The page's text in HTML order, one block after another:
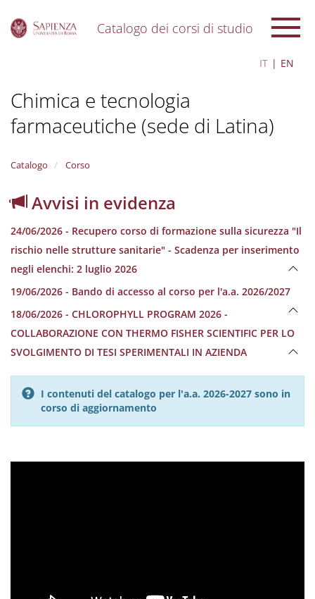
Catalogo dei corsi di studio
IT EN
Chimica e tecnologia
farmaceutiche (sede di Latina)
Catalogo Corso
Avvisi in evidenza
24/06/2026 - Recupero corso di formazione sulla sicurezza "Il
rischio nelle strutture sanitarie" - Scadenza per inserimento
negli elenchi: 2 luglio 2026
19/06/2026 - Bando di accesso al corso per l'a.a. 2026/2027
18/06/2026 - CHLOROPHYLL PROGRAM 2026 -
COLLABORAZIONE CON THERMO FISHER SCIENTIFIC PER LO
SVOLGIMENTO DI TESI SPERIMENTALI IN AZIENDA
I contenuti del catalogo per l'a.a. 2026-2027 sono in
corso di aggiornamento